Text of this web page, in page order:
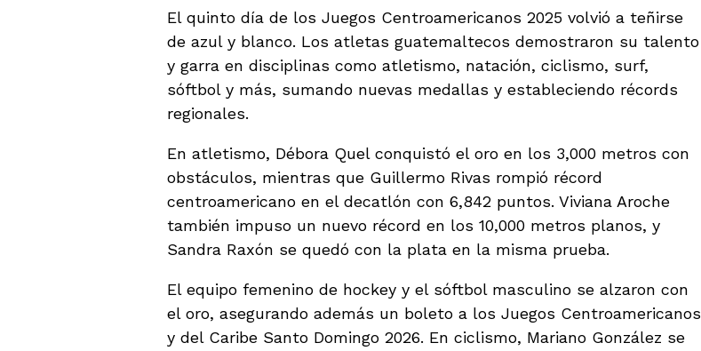
El quinto día de los Juegos Centroamericanos 2025 volvió a teñirse
de azul y blanco. Los atletas guatemaltecos demostraron su talento
y garra en disciplinas como atletismo, natación, ciclismo, surf,
sóftbol y más, sumando nuevas medallas y estableciendo récords
regionales.
En atletismo, Débora Quel conquistó el oro en los 3,000 metros con
obstáculos, mientras que Guillermo Rivas rompió récord
centroamericano en el decatlón con 6,842 puntos. Viviana Aroche
también impuso un nuevo récord en los 10,000 metros planos, y
Sandra Raxón se quedó con la plata en la misma prueba.
El equipo femenino de hockey y el sóftbol masculino se alzaron con
el oro, asegurando además un boleto a los Juegos Centroamericanos
y del Caribe Santo Domingo 2026. En ciclismo, Mariano González se